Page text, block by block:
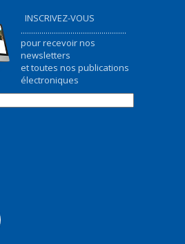
INSCRIVEZ-VOUS
...................................................
pour recevoir nos
newsletters
et toutes nos publications
électroniques